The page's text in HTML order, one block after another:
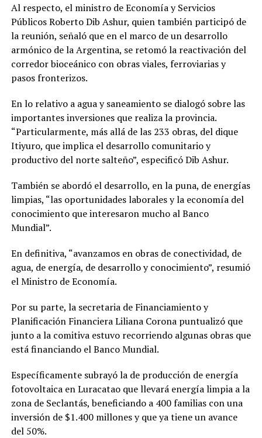
Al respecto, el ministro de Economía y Servicios
Públicos Roberto Dib Ashur, quien también participó de
la reunión, señaló que en el marco de un desarrollo
armónico de la Argentina, se retomó la reactivación del
corredor bioceánico con obras viales, ferroviarias y
pasos fronterizos.
En lo relativo a agua y saneamiento se dialogó sobre las
importantes inversiones que realiza la provincia.
“Particularmente, más allá de las 233 obras, del dique
Itiyuro, que implica el desarrollo comunitario y
productivo del norte salteño”, especificó Dib Ashur.
También se abordó el desarrollo, en la puna, de energías
limpias, “las oportunidades laborales y la economía del
conocimiento que interesaron mucho al Banco
Mundial”.
En definitiva, “avanzamos en obras de conectividad, de
agua, de energía, de desarrollo y conocimiento”, resumió
el Ministro de Economía.
Por su parte, la secretaria de Financiamiento y
Planificación Financiera Liliana Corona puntualizó que
junto a la comitiva estuvo recorriendo algunas obras que
está financiando el Banco Mundial.
Específicamente subrayó la de producción de energía
fotovoltaica en Luracatao que llevará energía limpia a la
zona de Seclantás, beneficiando a 400 familias con una
inversión de $1.400 millones y que ya tiene un avance
del 50%.